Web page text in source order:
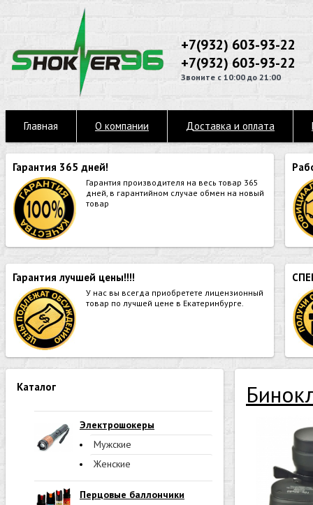
+7(932) 603-93-22
+7(932) 603-93-22
Звоните с 10:00 до 21:00
Главная О компании Доставка и оплата
Гарантия 365 дней!
Гарантия производителя на весь товар 365
дней, в гарантийном случае обмен на новый
товар
Гарантия лучшей цены!!!!
У нас вы всегда приобретете лицензионный
товар по лучшей цене в Екатеринбурге.
Каталог
Электрошокеры
Мужские
Женские
Перцовые баллончики